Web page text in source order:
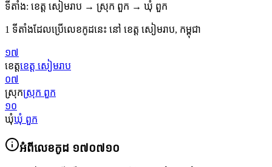
ទីតាំង: ខេត្ត សៀមរាប → ស្រុក ពួក → ឃុំ ពួក
1 ទីតាំងដែលប្រើលេខកូដនេះ នៅ ខេត្ត សៀមរាប, កម្ពុជា
១៧
ខេត្តខេត្ត សៀមរាប
០៧
ស្រុកស្រុក ពួក
១០
ឃុំឃុំ ពួក
អំពីលេខកូដ ១៧០៧១០